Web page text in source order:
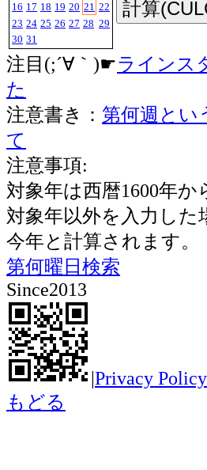
16 17 18 19 20 21 22
23 24 25 26 27 28 29
30 31
注目(;´∀｀)☛ラインス
た
注意書き： 第何週とい
て
注意事項:
対象年は西暦1600年か
対象年以外を入力した
今年と計算されます。
第何曜日検索
Since2013
|Privacy Policy
もどる